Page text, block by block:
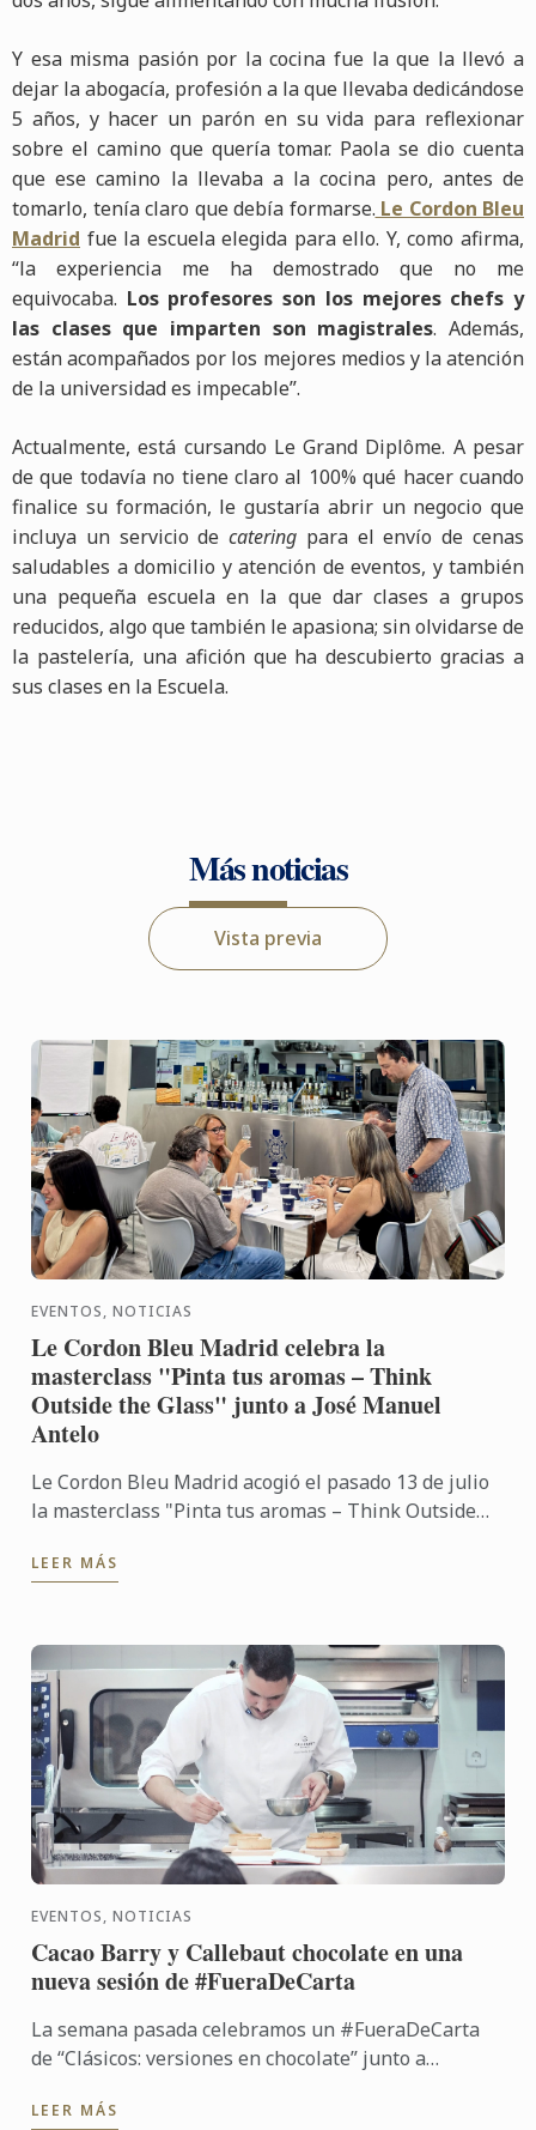
Y esa misma pasión por la cocina fue la que la llevó a
dejar la abogacía, profesión a la que llevaba dedicándose
5 años, y hacer un parón en su vida para reflexionar
sobre el camino que quería tomar. Paola se dio cuenta
que ese camino la llevaba a la cocina pero, antes de
tomarlo, tenía claro que debía formarse. Le Cordon Bleu
Madrid fue la escuela elegida para ello. Y, como afirma,
“la experiencia me ha demostrado que no me
equivocaba. Los profesores son los mejores chefs y
las clases que imparten son magistrales. Además,
están acompañados por los mejores medios y la atención
de la universidad es impecable”.
Actualmente, está cursando Le Grand Diplôme. A pesar
de que todavía no tiene claro al 100% qué hacer cuando
finalice su formación, le gustaría abrir un negocio que
incluya un servicio decatering para el envío de cenas
saludables a domicilio y atención de eventos, y también
una pequeña escuela en la que dar clases a grupos
reducidos, algo que también le apasiona; sin olvidarse de
la pastelería, una afición que ha descubierto gracias a
sus clases en la Escuela.
Más noticias
Vista previa
EVENTOS, NOTICIAS
Le Cordon Bleu Madrid celebra la
masterclass "Pinta tus aromas – Think
Outside the Glass" junto a José Manuel
Antelo
Le Cordon Bleu Madrid acogió el pasado 13 de julio
la masterclass "Pinta tus aromas – Think Outside
experto en ...
LEER MÁS
EVENTOS, NOTICIAS
Cacao Barry y Callebaut chocolate en una
nueva sesión de #FueraDeCarta
La semana pasada celebramos un #FueraDeCarta
de “Clásicos: versiones en chocolate” junto a
chef José María ...
LEER MÁS